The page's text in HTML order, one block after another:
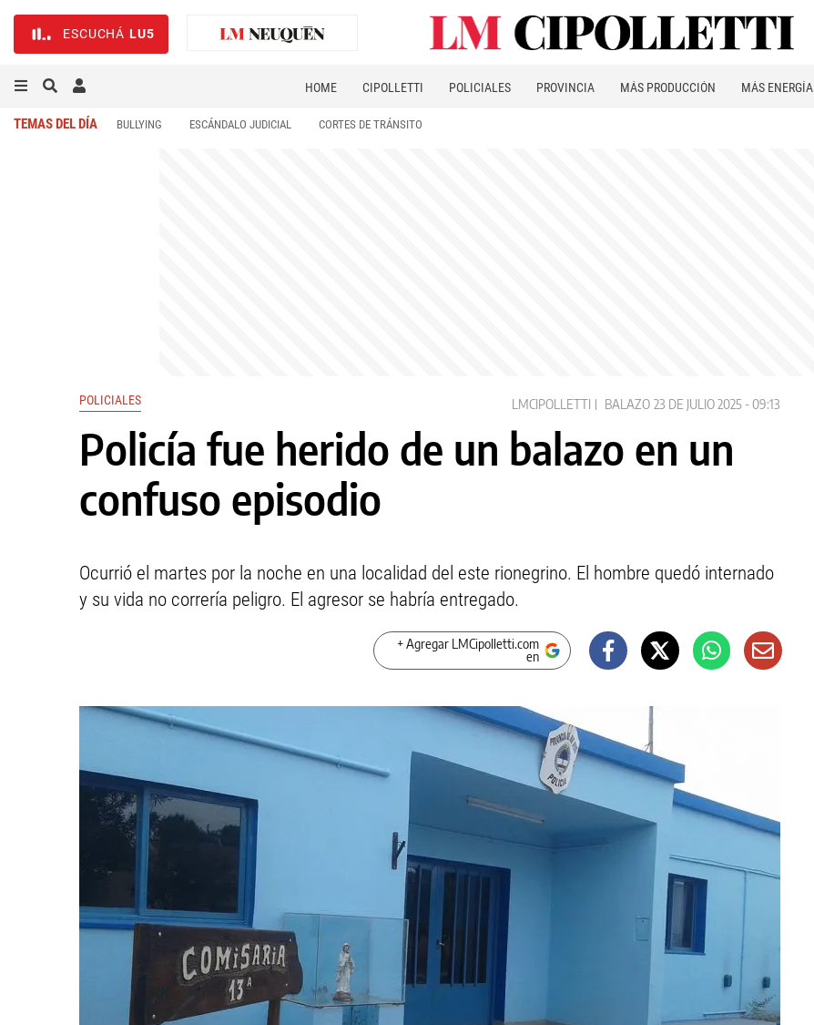
ESCUCHÁ LU5
HOME CIPOLLETTI POLICIALES PROVINCIA MÁS PRODUCCIÓN MÁS ENERGÍA
TEMAS DEL DÍA BULLYING ESCÁNDALO JUDICIAL CORTES DE TRÁNSITO
POLICIALES LMCIPOLLETTI BALAZO 23 DE JULIO 2025 - 09:13
Policía fue herido de un balazo en un
confuso episodio
Ocurrió el martes por la noche en una localidad del este rionegrino. El hombre quedó internado
y su vida no correría peligro. El agresor se habría entregado.
+ Agregar LMCipolletti.com
en